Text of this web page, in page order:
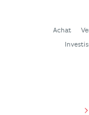
Achat